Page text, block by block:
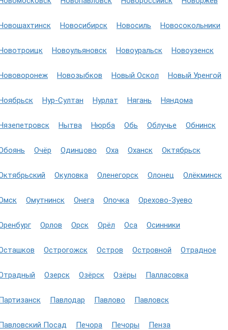
Новосибирск Новосиль Новосокольники
Новоульяновск Новоуральск Новоузенск
Новозыбков Новый Оскол Новый Уренгой
Нур-Султан Нурлат Нягань Няндома
Нытва Нюрба Обь Облучье Обнинск
Очёр Одинцово Оха Оханск Октябрьск
Окуловка Оленегорск Олонец Олёкминск
Омутнинск Онега Опочка Орехово-Зуево
Орлов Орск Орёл Оса Осинники
Острогожск Остров Островной Отрадное
Озерск Озёрск Озёры Палласовка
Павлодар Павлово Павловск
Посад Печора Печоры Пенза